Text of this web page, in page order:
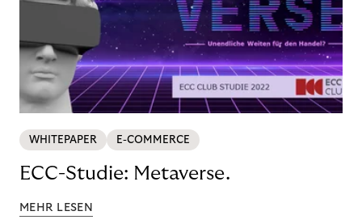
WHITEPAPER E-COMMERCE
ECC-Studie: Metaverse.
MEHR LESEN